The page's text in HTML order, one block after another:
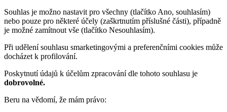
Souhlas je možno nastavit pro všechny (tlačítko Ano, souhlasím)
nebo pouze pro některé účely (zaškrtnutím příslušné části), případně
je možné zamítnout vše (tlačítko Nesouhlasím).
Při udělení souhlasu smarketingovými a preferenčními cookies může
docházet k profilování.
Poskytnutí údajů k účelům zpracování dle tohoto souhlasu je
dobrovolné.
Beru na vědomí, že mám právo: